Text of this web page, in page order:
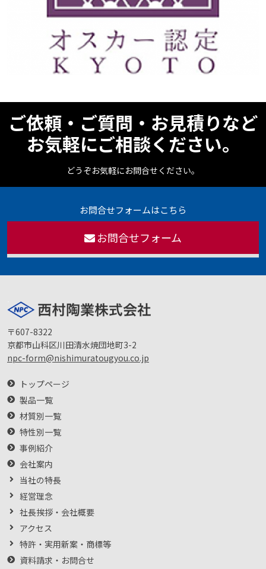
ご依頼・ご質問・お見積りなど
お気軽にご相談ください。
どうぞお気軽にお問合せください。
お問合せフォームはこちら
お問合せフォーム
〒607-8322
京都市山科区川田清水焼団地町3-2
npc-form@nishimuratougyou.co.jp
トップページ
製品一覧
材質別一覧
特性別一覧
事例紹介
会社案内
当社の特長
経営理念
社長挨拶・会社概要
アクセス
特許・実用新案・商標等
資料請求・お問合せ